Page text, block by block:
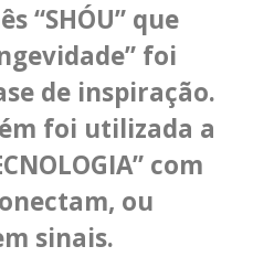
“SHÓU” que
foi
de inspiração.
foi utilizada a
com
ou
sinais.